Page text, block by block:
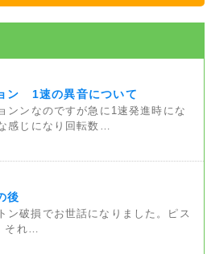
ン 1速の異音について
ンンなのですが急に1速発進時にな
感じになり回転数…
後
ン破損でお世話になりました。ピス
それ…